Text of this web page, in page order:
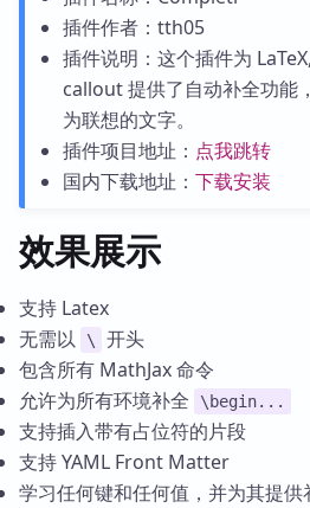
插件作者：tth05
插件说明：这个插件为
callout 提供了自动补全功能
为联想的文字。
插件项目地址： 点我跳转
国内下载地址： 下载安装
效果展示
支持 Latex
无需以
\
开头
包含所有 MathJax 命令
允许为所有环境补全
\begin...
支持插入带有占位符的片段
支持 YAML Front Matter
学习任何键和任何值，并为其提供